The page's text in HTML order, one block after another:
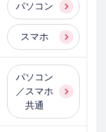
パソコン
スマホ
パソコン
／スマホ
共通